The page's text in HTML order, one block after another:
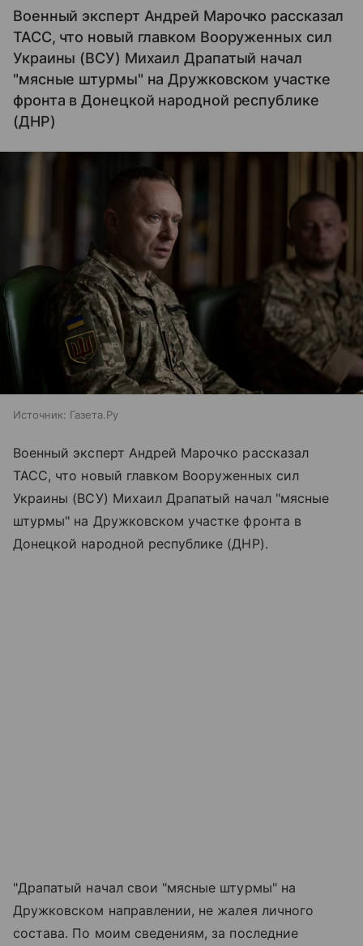
Военный эксперт Андрей Марочко рассказал
ТАСС, что новый главком Вооруженных сил
Украины (ВСУ) Михаил Драпатый начал
"мясные штурмы" на Дружковском участке
фронта в Донецкой народной республике
(ДНР)
Источник: Газета.Ру
Военный эксперт Андрей Марочко рассказал
ТАСС, что новый главком Вооруженных сил
Украины (ВСУ) Михаил Драпатый начал "мясные
штурмы" на Дружковском участке фронта в
Донецкой народной республике (ДНР).
"Драпатый начал свои "мясные штурмы" на
Дружковском направлении, не жалея личного
состава. По моим сведениям, за последние